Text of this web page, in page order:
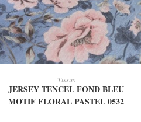
Tissus
JERSEY TENCEL FOND BLEU
MOTIF FLORAL PASTEL 0532